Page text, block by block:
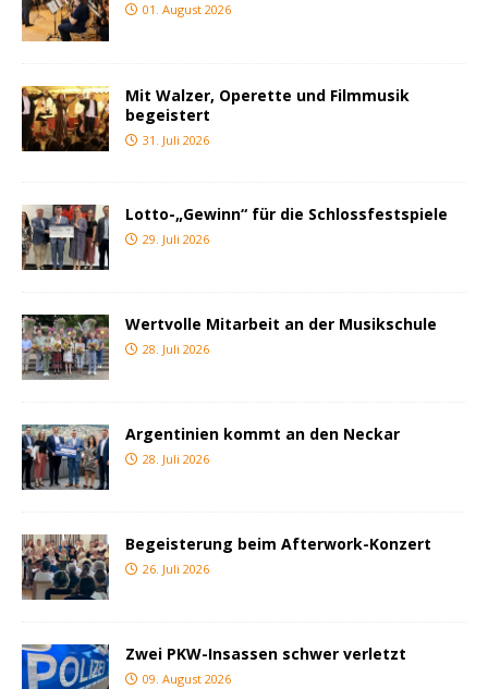
01. August 2026
Mit Walzer, Operette und Filmmusik
begeistert
31. Juli 2026
Lotto-„Gewinn“ für die Schlossfestspiele
29. Juli 2026
Wertvolle Mitarbeit an der Musikschule
28. Juli 2026
Argentinien kommt an den Neckar
28. Juli 2026
Begeisterung beim Afterwork-Konzert
26. Juli 2026
Zwei PKW-Insassen schwer verletzt
09. August 2026